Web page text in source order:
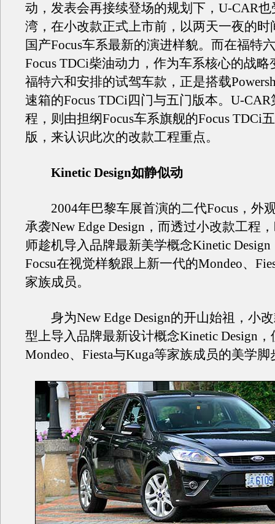
动，发表会再接续登场的规划下，U-CAR
湾，在小改款正式上市前，以两天一夜的时
国产Focus车系最新的演进样貌。而在福特
Focus TDCi柴油动力，作为车系核心的战略
福特六和安排的试驾车款，正是搭载
速箱的Focus TDCi四门与五门版本。U-
程，则由担纲Focus车系旗舰的Focus TDCi
版，来认识此次的改款工程重点。
Kinetic Design如静似动
2004年巴黎车展首演的二代Focus，外
承袭New Edge Design，而透过小改款工程
师趁机导入品牌最新美学概念Kinetic
Focsu在视觉样貌跟上新一代的Mondeo、
家族成员。
身为New Edge Design的开山始祖，小改
型上导入品牌最新设计概念Kinetic Design
Mondeo、Fiesta与Kuga等家族成员的美学脚